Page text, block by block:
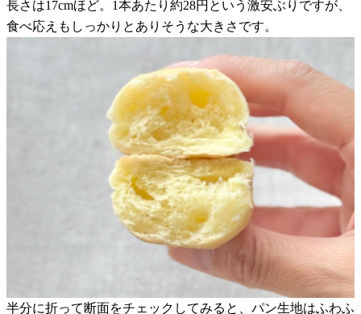
長さは17cmほど。1本あたり約28円という激安ぶりですが、
食べ応えもしっかりとありそうな大きさです。
半分に折って断面をチェックしてみると、パン生地はふわふ